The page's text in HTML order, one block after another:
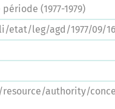
(1977-1979)
leg/agd/1977/09/
authority/